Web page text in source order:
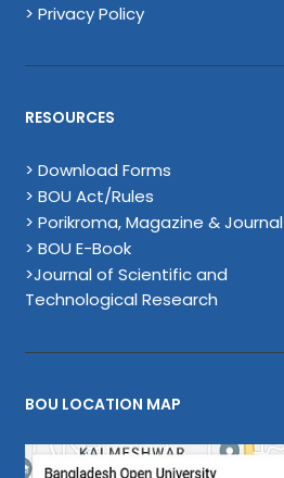
> Privacy Policy
RESOURCES
> Download Forms
> BOU Act/Rules
> Porikroma, Magazine & Journal
> BOU E-Book
>Journal of Scientific and
Technological Research
BOU LOCATION MAP